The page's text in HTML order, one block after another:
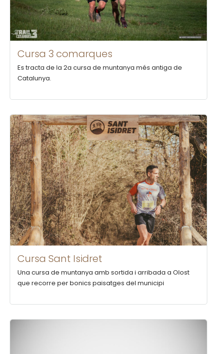
Cursa 3 comarques
Es tracta de la 2a cursa de muntanya més antiga de
Catalunya.
Cursa Sant Isidret
Una cursa de muntanya amb sortida i arribada a Olost
que recorre per bonics paisatges del municipi